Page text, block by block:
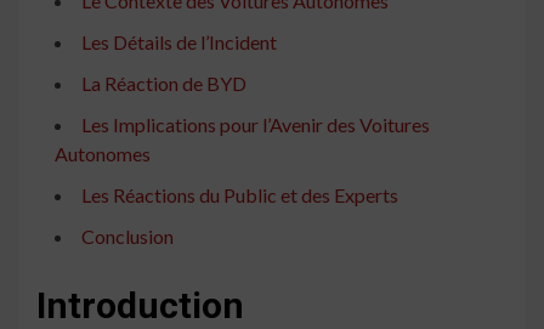
Les Détails de l’Incident
La Réaction de BYD
Les Implications pour l’Avenir des Voitures
Autonomes
Les Réactions du Public et des Experts
Conclusion
Introduction